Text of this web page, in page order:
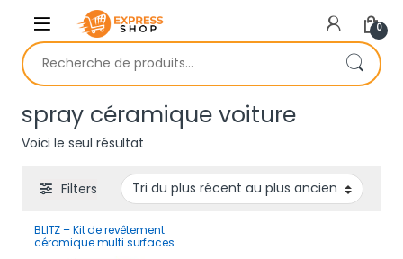
Skip to navigation
Skip to content
0
Recherche pour :
spray céramique voiture
Voici le seul résultat
Filters
BLITZ – Kit de revêtement
céramique multi surfaces